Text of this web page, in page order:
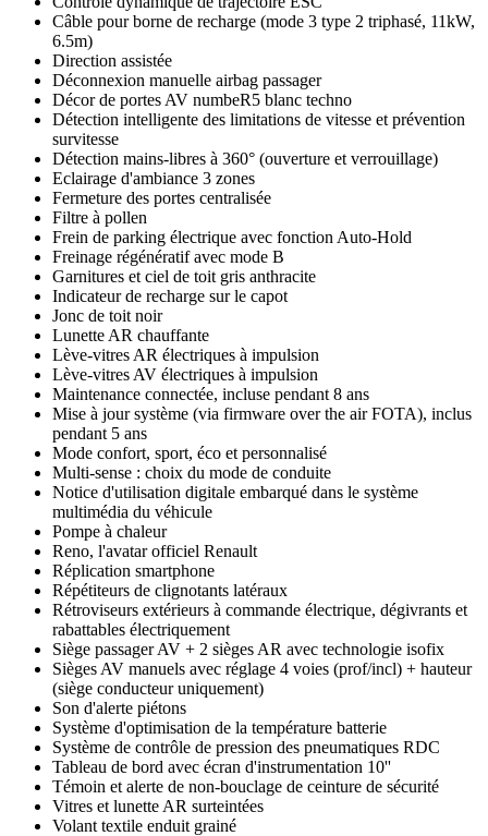
Câble pour borne de recharge (mode 3 type 2 triphasé, 11kW,
6.5m)
Direction assistée
Déconnexion manuelle airbag passager
Décor de portes AV numbeR5 blanc techno
Détection intelligente des limitations de vitesse et prévention
survitesse
Détection mains-libres à 360° (ouverture et verrouillage)
Eclairage d'ambiance 3 zones
Fermeture des portes centralisée
Filtre à pollen
Frein de parking électrique avec fonction Auto-Hold
Freinage régénératif avec mode B
Garnitures et ciel de toit gris anthracite
Indicateur de recharge sur le capot
Jonc de toit noir
Lunette AR chauffante
Lève-vitres AR électriques à impulsion
Lève-vitres AV électriques à impulsion
Maintenance connectée, incluse pendant 8 ans
Mise à jour système (via firmware over the air FOTA), inclus
pendant 5 ans
Mode confort, sport, éco et personnalisé
Multi-sense : choix du mode de conduite
Notice d'utilisation digitale embarqué dans le système
multimédia du véhicule
Pompe à chaleur
Reno, l'avatar officiel Renault
Réplication smartphone
Répétiteurs de clignotants latéraux
Rétroviseurs extérieurs à commande électrique, dégivrants et
rabattables électriquement
Siège passager AV + 2 sièges AR avec technologie isofix
Sièges AV manuels avec réglage 4 voies (prof/incl) + hauteur
(siège conducteur uniquement)
Son d'alerte piétons
Système d'optimisation de la température batterie
Système de contrôle de pression des pneumatiques RDC
Tableau de bord avec écran d'instrumentation 10''
Témoin et alerte de non-bouclage de ceinture de sécurité
Vitres et lunette AR surteintées
Volant textile enduit grainé